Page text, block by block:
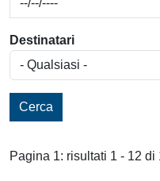
Destinatari
Cerca
Pagina 1: risultati 1 - 12 di